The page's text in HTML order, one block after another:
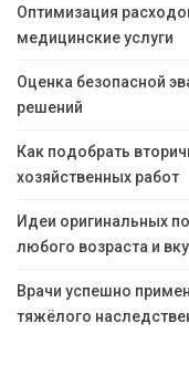
Оптимизация
медицинские услуги
Оценка безопасной
решений
Как подобрать
хозяйственных работ
Идеи оригинальных
любого возраста и
Врачи успешно
тяжёлого